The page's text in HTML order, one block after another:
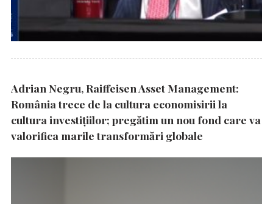
Adrian Negru, Raiffeisen Asset Management:
România trece de la cultura economisirii la
cultura investițiilor; pregătim un nou fond care va
valorifica marile transformări globale